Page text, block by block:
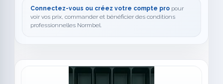
Connectez-vous ou créez votre compte pro pour
voir vos prix, commander et bénéficier des conditions
professionnelles Normbel.